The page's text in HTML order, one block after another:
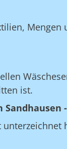
ist.